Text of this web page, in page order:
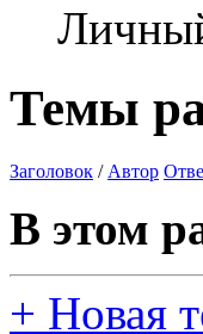
Темы
Заголовок / Автор
В этом
+ Новая